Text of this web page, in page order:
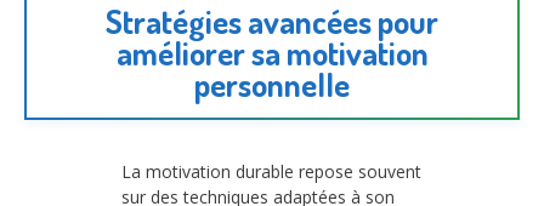
Stratégies avancées pour
améliorer sa motivation
personnelle
La motivation durable repose souvent
sur des techniques adaptées à son